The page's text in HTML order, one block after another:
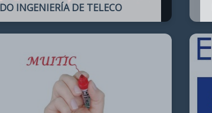
INGENIERÍA DE TELECO